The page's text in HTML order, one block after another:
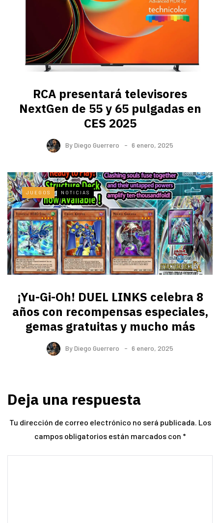
RCA presentará televisores
NextGen de 55 y 65 pulgadas en
CES 2025
ByDiego Guerrero 6 enero, 2025
JUEGOS NOTICIAS
¡Yu-Gi-Oh! DUEL LINKS celebra 8
años con recompensas especiales,
gemas gratuitas y mucho más
ByDiego Guerrero 6 enero, 2025
Deja una respuesta
Tu dirección de correo electrónico no será publicada. Los
campos obligatorios están marcados con *